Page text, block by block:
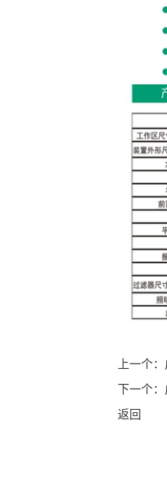
上一个：
下一个：
返回